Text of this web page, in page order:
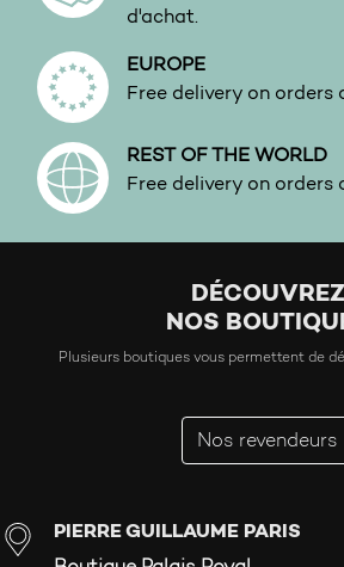
d'achat.
EUROPE
Free delivery on orders
REST OF THE WORLD
Free delivery on orders
DÉCOUVREZ
NOS
Plusieurs boutiques vous permettent de
Nos revendeurs
PIERRE GUILLAUME PARIS